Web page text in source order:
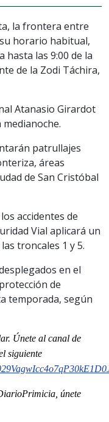
la frontera entre
horario habitual,
hasta las 9:00 de la
de la Zodi Táchira,
Atanasio Girardot
patrullajes
áreas
de San Cristóbal
accidentes de
Vial aplicará un
troncales 1 y 5.
en el
de
temporada, según
Únete al canal de
siguiente
únete